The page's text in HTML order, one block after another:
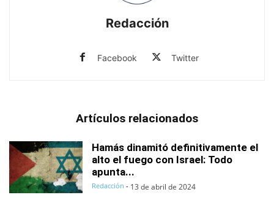
Redacción
Facebook Twitter
Artículos relacionados
Hamás dinamitó definitivamente el
alto el fuego con Israel: Todo
apunta...
Redacción - 13 de abril de 2024